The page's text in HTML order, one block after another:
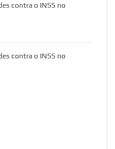
contra o INSS no
contra o INSS no